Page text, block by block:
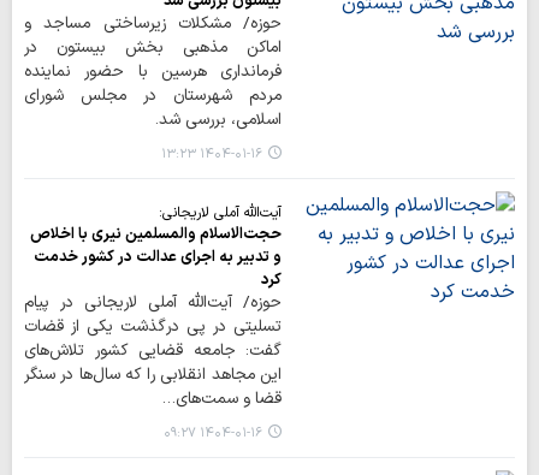
حوزه/ مشکلات زیرساختی مساجد و
اماکن مذهبی بخش بیستون در
فرمانداری هرسین با حضور نماینده
مردم شهرستان در مجلس شورای
اسلامی، بررسی شد.
۱۴۰۴-۰۱-۱۶ ۱۳:۲۳
آیت‌الله آملی لاریجانی:
حجت‌الاسلام والمسلمین نیری با اخلاص
و تدبیر به اجرای عدالت در کشور خدمت
کرد
حوزه/ آیت‌الله آملی لاریجانی در پیام
تسلیتی در پی درگذشت یکی از قضات
گفت: جامعه قضایی کشور تلاش‌های
این مجاهد انقلابی را که سال‌ها در سنگر
قضا و سمت‌های…
۱۴۰۴-۰۱-۱۶ ۰۹:۲۷